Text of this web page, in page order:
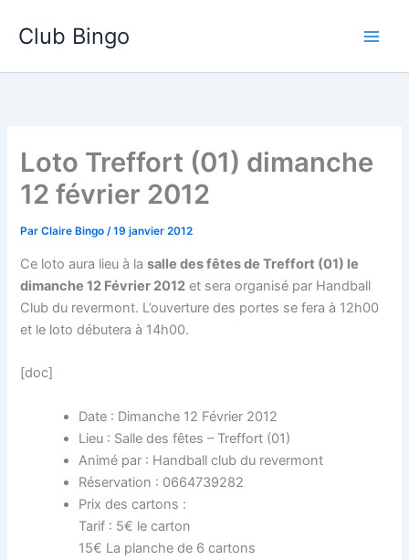
Club Bingo
Loto Treffort (01) dimanche
12 février 2012
ParClaire Bingo/19 janvier 2012
Ce loto aura lieu à lasalle des fêtes de Treffort (01) le
dimanche 12 Février 2012 et sera organisé par Handball
Club du revermont. L’ouverture des portes se fera à 12h00
et le loto débutera à 14h00.
[doc]
Date : Dimanche 12 Février 2012
Lieu : Salle des fêtes – Treffort (01)
Animé par : Handball club du revermont
Réservation : 0664739282
Prix des cartons :
Tarif : 5€ le carton
15€ La planche de 6 cartons